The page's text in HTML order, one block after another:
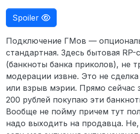
Spoiler
Подключение ГМов —
стандартная. Здесь бытовая RP-
(банкноты банка приколов), не
модерации извне. Это не
или взрыв мэрии. Прямо сейчас
200 рублей покупаю эти
Вообще не пойму причем тут
надо выходить на продавца.